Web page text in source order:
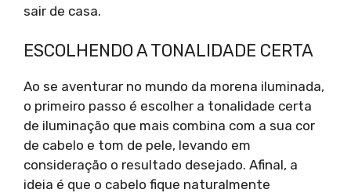
sair de casa.
ESCOLHENDO A TONALIDADE CERTA
Ao se aventurar no mundo da morena iluminada,
o primeiro passo é escolher a tonalidade certa
de iluminação que mais combina com a sua cor
de cabelo e tom de pele, levando em
consideração o resultado desejado. Afinal, a
ideia é que o cabelo fique naturalmente